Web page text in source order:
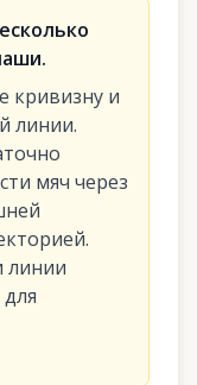
кривизну и
линии.
мяч через
линии